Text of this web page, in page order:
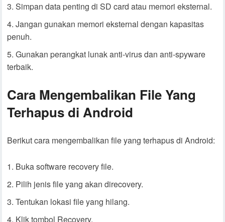
Simpan data penting di SD card atau memori eksternal.
Jangan gunakan memori eksternal dengan kapasitas
penuh.
Gunakan perangkat lunak anti-virus dan anti-spyware
terbaik.
Cara Mengembalikan File Yang
Terhapus di Android
Berikut cara mengembalikan file yang terhapus di Android:
Buka software recovery file.
Pilih jenis file yang akan direcovery.
Tentukan lokasi file yang hilang.
Klik tombol Recovery.